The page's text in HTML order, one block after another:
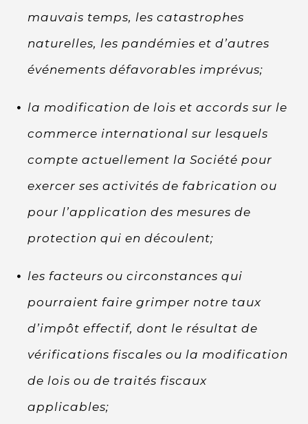
mauvais temps, les catastrophes
naturelles, les pandémies et d’autres
événements défavorables imprévus;
la modification de lois et accords sur le
commerce international sur lesquels
compte actuellement la Société pour
exercer ses activités de fabrication ou
pour l’application des mesures de
protection qui en découlent;
les facteurs ou circonstances qui
pourraient faire grimper notre taux
d’impôt effectif, dont le résultat de
vérifications fiscales ou la modification
de lois ou de traités fiscaux
applicables;